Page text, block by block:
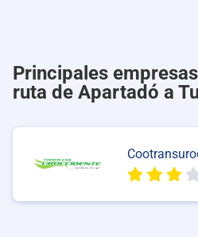
Principales
ruta de Apartadó a